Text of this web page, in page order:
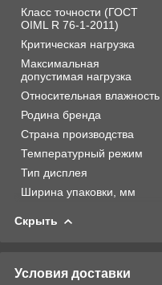
Класс точности (ГОСТ
OIML R 76-1-2011)
Критическая нагрузка
Максимальная
допустимая нагрузка
Относительная влажность
Родина бренда
Страна производства
Температурный режим
Тип дисплея
Ширина упаковки, мм
Скрыть
Условия доставки